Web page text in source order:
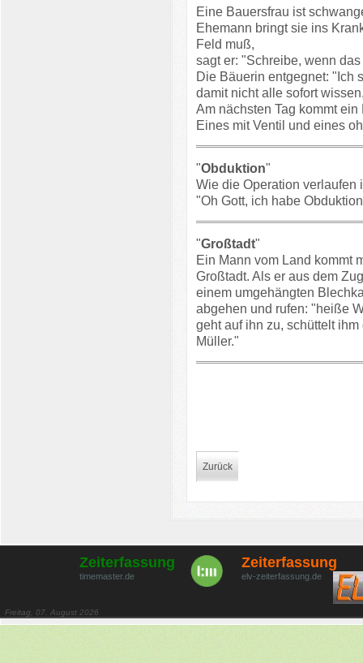
Eine Bauersfrau ist
Ehemann bringt sie ins
Feld muß,
sagt er: "Schreibe, wenn
Die Bäuerin entgegnet: "Ich
damit nicht alle sofort
Am nächsten Tag kommt
Eines mit Ventil und eines
"Obduktion"
Wie die Operation verlaufen
"Oh Gott, ich habe
"Großtadt"
Ein Mann vom Land kommt
Großtadt. Als er aus dem
einem umgehängten
abgehen und rufen: "heiße
geht auf ihn zu, schüttelt
Müller."
Zurück
Zeiterfassung
timemaster.de
Zeiterfassung
elv-zeiterfassung.de
Freitag, 07. August 2026